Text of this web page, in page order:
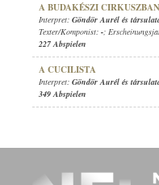
A BUDAKÉSZI CIRKUSZBAN
Interpret: Göndör Aurél és
Texter/Komponist: -;
227 Abspielen
A CUCILISTA
Interpret: Göndör Aurél és
349 Abspielen